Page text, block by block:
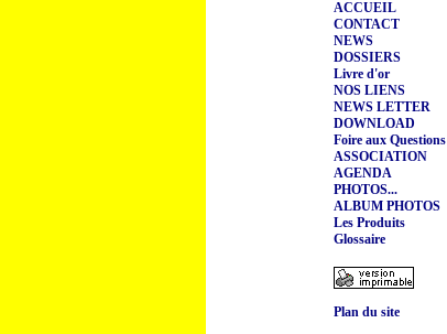
ACCUEIL
CONTACT
NEWS
DOSSIERS
Livre d'or
NOS LIENS
NEWS LETTER
DOWNLOAD
Foire aux Questions
ASSOCIATION
AGENDA
PHOTOS...
ALBUM PHOTOS
Les Produits
Glossaire
Plan du site